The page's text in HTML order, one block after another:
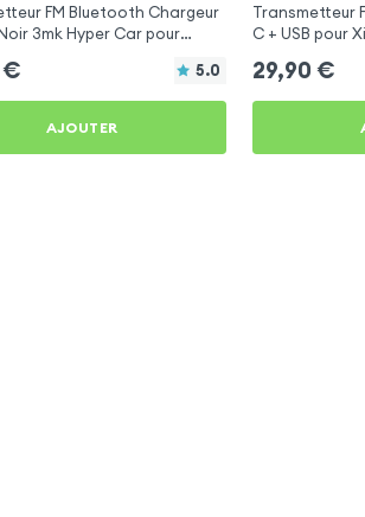
FM Bluetooth Chargeur
3mk Hyper Car pour
€ 5.0
AJOUTER
Transmetteur
C + USB pour
29,90 €